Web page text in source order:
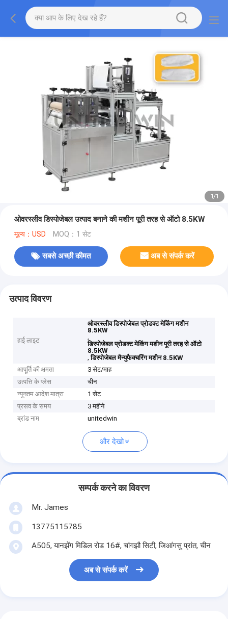
1/1
ओवरस्लीव डिस्पोजेबल उत्पाद बनाने की मशीन पूरी तरह से ऑटो 8.5KW
मूल्य：USD MOQ：1 सेट
सबसे अच्छी कीमत अब से संपर्क करें
उत्पाद विवरण
हाई लाइट
ओवरस्लीव डिस्पोजेबल प्रोडक्ट मेकिंग मशीन
8.5KW
,
डिस्पोजेबल प्रोडक्ट मेकिंग मशीन पूरी तरह से ऑटो
8.5KW
,डिस्पोजेबल मैन्युफैक्चरिंग मशीन 8.5KW
आपूर्ति की क्षमता
3 सेट/माह
उत्पत्ति के प्लेस
चीन
न्यूनतम आदेश मात्रा
1 सेट
प्रसव के समय
3 महीने
ब्रांड नाम
unitedwin
और देखो
सम्पर्क करने का विवरण
Mr. James
13775115785
A505, यानझेंग मिडिल रोड 16#, चांगझौ सिटी, जिआंगसु प्रांत, चीन
अब से संपर्क करें